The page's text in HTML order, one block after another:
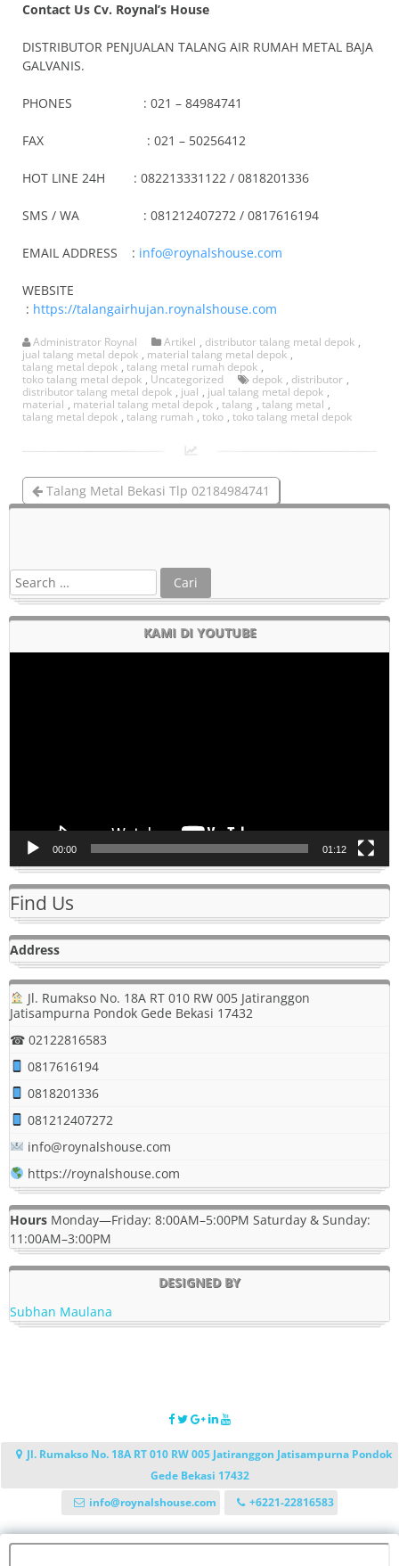
Contact Us Cv. Roynal’s House
DISTRIBUTOR PENJUALAN TALANG AIR RUMAH METAL BAJA
GALVANIS.
PHONES : 021 – 84984741
FAX : 021 – 50256412
HOT LINE 24H : 082213331122 / 0818201336
SMS / WA : 081212407272 / 0817616194
EMAIL ADDRESS : info@roynalshouse.com
WEBSITE
: https://talangairhujan.roynalshouse.com
Administrator Roynal Artikel , distributor talang metal depok ,
jual talang metal depok , material talang metal depok ,
talang metal depok , talang metal rumah depok ,
toko talang metal depok , Uncategorized depok , distributor ,
distributor talang metal depok , jual , jual talang metal depok ,
material , material talang metal depok , talang , talang metal ,
talang metal depok , talang rumah , toko , toko talang metal depok
Talang Metal Bekasi Tlp 02184984741
KAMI DI YOUTUBE
00:00 01:12
Find Us
Address
Jl. Rumakso No. 18A RT 010 RW 005 Jatiranggon
Jatisampurna Pondok Gede Bekasi 17432
☎ 02122816583
0817616194
0818201336
081212407272
info@roynalshouse.com
https://roynalshouse.com
Hours Monday—Friday: 8:00AM–5:00PM Saturday & Sunday:
11:00AM–3:00PM
DESIGNED BY
Subhan Maulana
Jl. Rumakso No. 18A RT 010 RW 005 Jatiranggon Jatisampurna Pondok
Gede Bekasi 17432
info@roynalshouse.com
+6221-22816583